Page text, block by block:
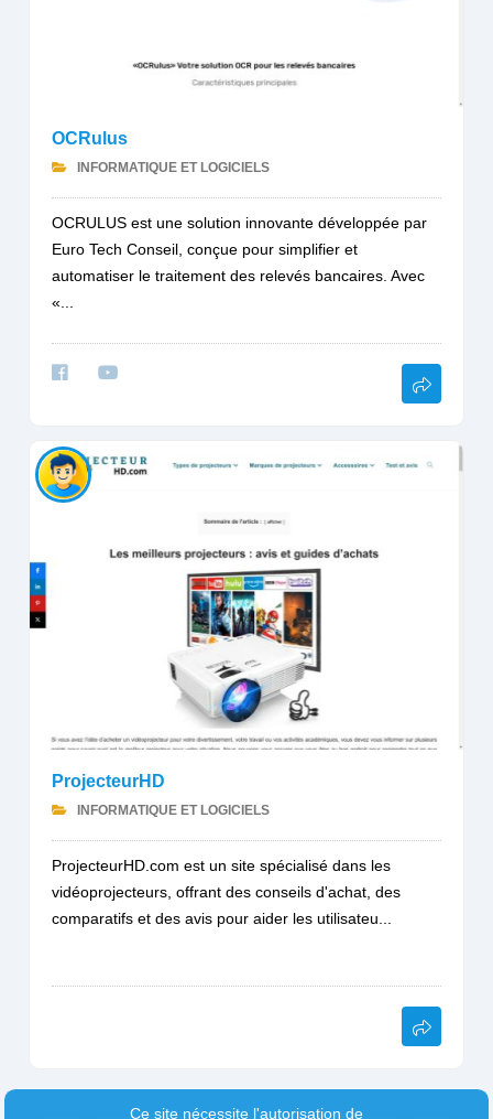
OCRulus
INFORMATIQUE ET LOGICIELS
OCRULUS est une solution innovante développée par
Euro Tech Conseil, conçue pour simplifier et
automatiser le traitement des relevés bancaires. Avec
«...
ProjecteurHD
INFORMATIQUE ET LOGICIELS
ProjecteurHD.com est un site spécialisé dans les
vidéoprojecteurs, offrant des conseils d'achat, des
comparatifs et des avis pour aider les utilisateu...
Ce site nécessite l'autorisation de